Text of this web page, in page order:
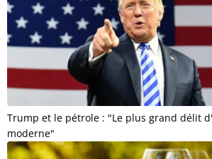
Trump et le pétrole : "Le plus grand délit
moderne"